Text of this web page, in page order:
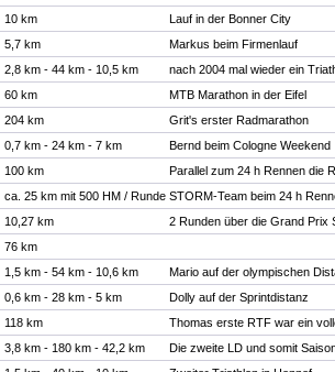
10 km
Lauf in der Bonner City
5,7 km
Markus beim Firmenlauf
2,8 km - 44 km - 10,5 km
nach 2004 mal wieder ein
60 km
MTB Marathon in der Eifel
204 km
Grit's erster Radmarathon
0,7 km - 24 km - 7 km
Bernd beim Cologne Weekend
100 km
Parallel zum 24 h Rennen die
ca. 25 km mit 500 HM / Runde STORM-Team beim 24 h
10,27 km
2 Runden über die Grand Prix
76 km
1,5 km - 54 km - 10,6 km
Mario auf der olympischen
0,6 km - 28 km - 5 km
Dolly auf der Sprintdistanz
118 km
Thomas erste RTF war ein
3,8 km - 180 km - 42,2 km
Die zweite LD und somit